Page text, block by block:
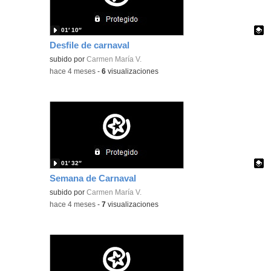
Desfile de carnaval
Contenido educativo.
subido porCarmen María V.
01′ 10″
-hace 4 meses -6 visualizaciones
Semana de Carnaval
Contenido educativo.
subido porCarmen María V.
01′ 32″
-hace 4 meses -7 visualizaciones